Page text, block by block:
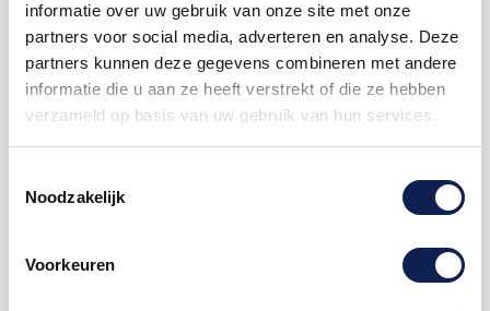
informatie over uw gebruik van onze site met onze
partners voor social media, adverteren en analyse. Deze
partners kunnen deze gegevens combineren met andere
informatie die u aan ze heeft verstrekt of die ze hebben
verzameld op basis van uw gebruik van hun services.
Noodzakelijk
Voorkeuren
sticker waarschuwing pictogram
Waarschuwing pictogramstickers